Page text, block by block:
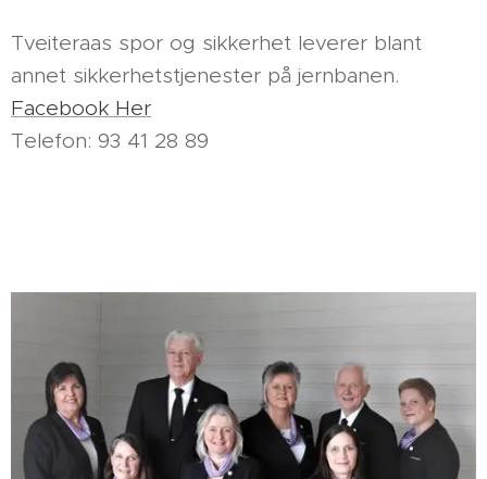
Tveiteraas spor og sikkerhet leverer blant
annet sikkerhetstjenester på jernbanen.
Facebook Her
Telefon: 93 41 28 89